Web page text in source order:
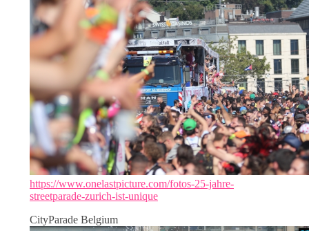
https://www.onelastpicture.com/fotos-25-jahre-
streetparade-zurich-ist-unique
CityParade Belgium